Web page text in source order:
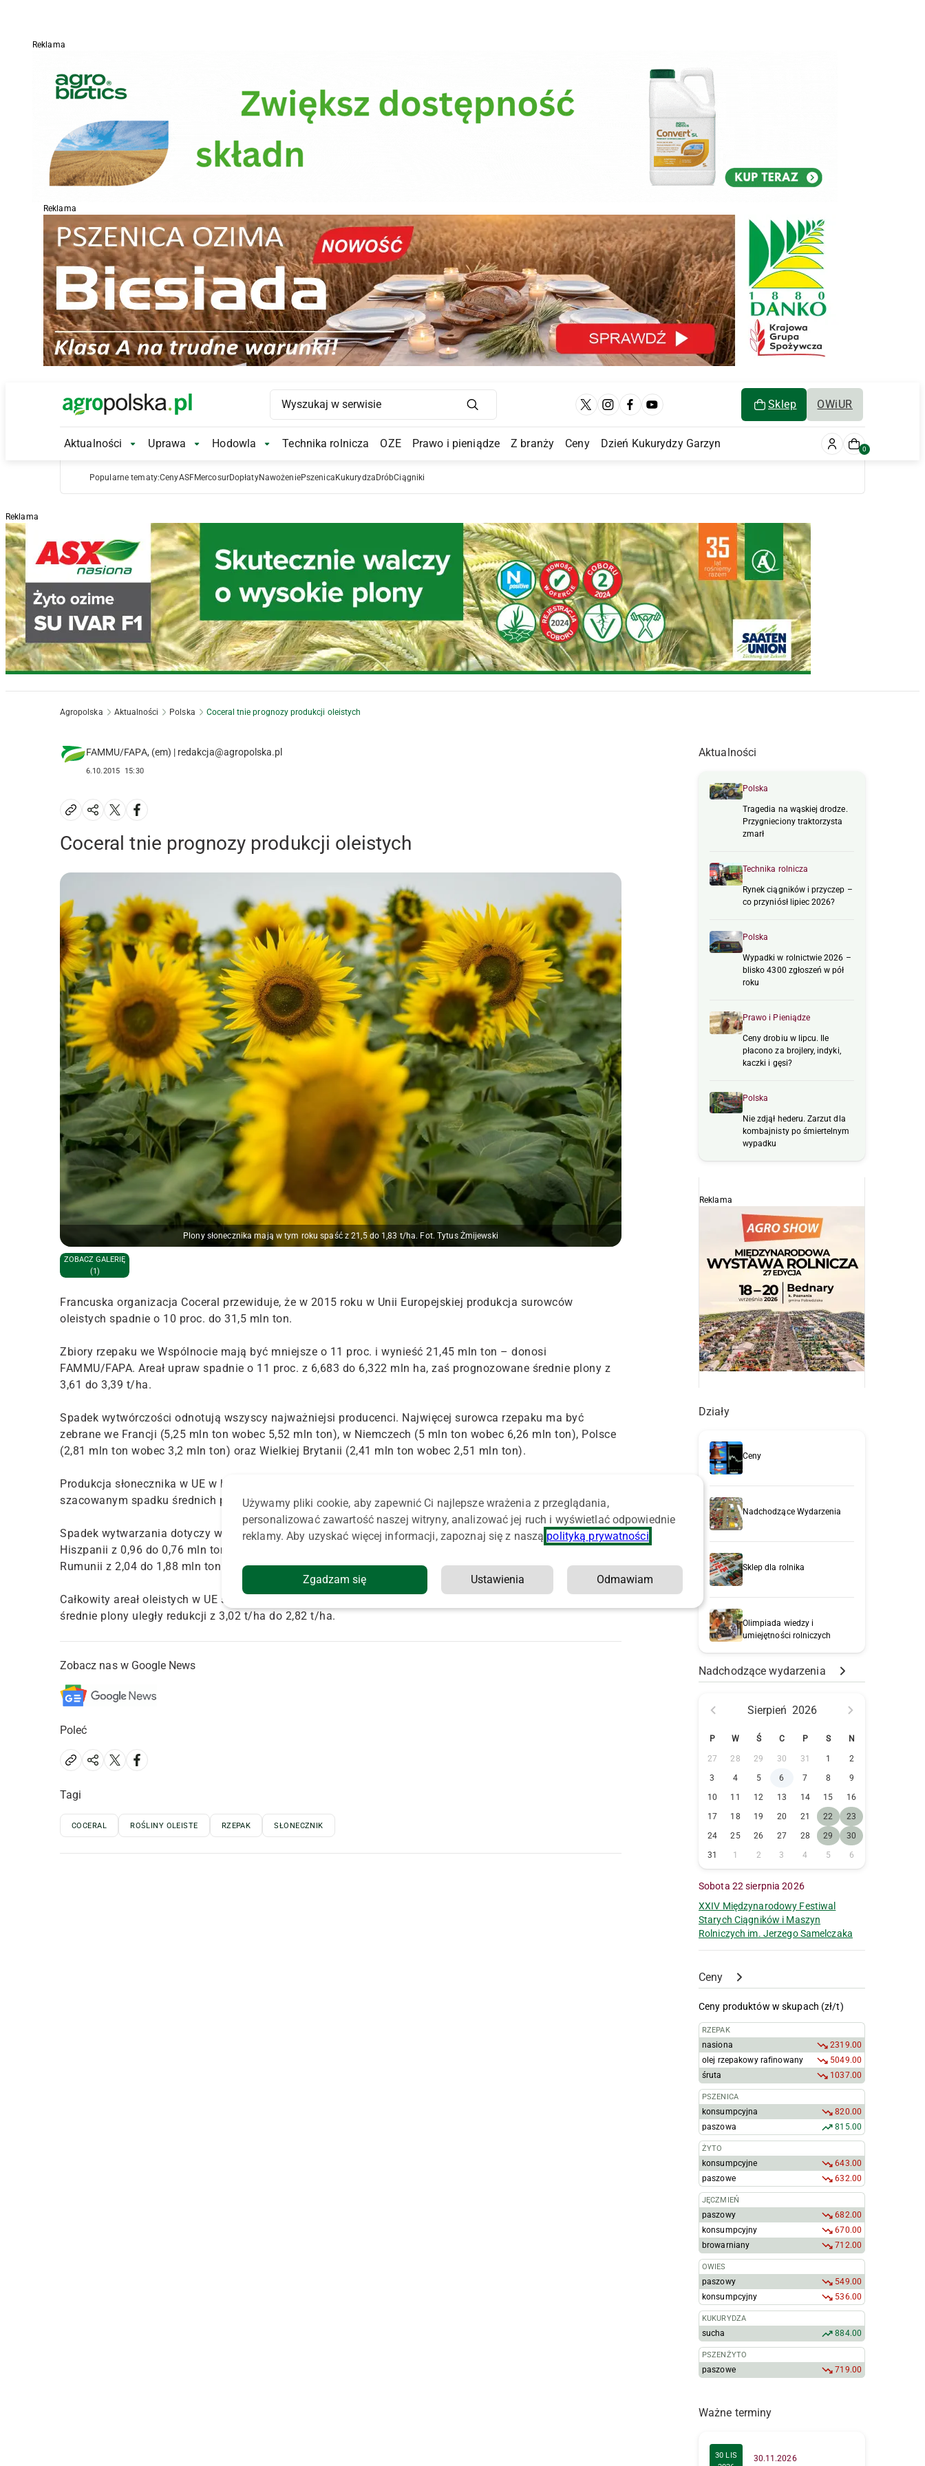
Reklama
Reklama
Main Logo Sklep OWiUR
Main Navigation
Aktualności Aktualności Submenu
Uprawa Uprawa Submenu
Hodowla Hodowla Submenu
Technika rolnicza OZE Prawo i pieniądze Z branży Ceny Dzień Kukurydzy Garzyn 0
Popularne tematy:CenyASFMercosurDopłatyNawożeniePszenica Kukurydza DróbCiągniki
Reklama
Agropolska Aktualności Polska Coceral tnie prognozy produkcji oleistych
FAMMU/FAPA, (em) | redakcja@agropolska.pl
6.10.2015 15:30
Coceral tnie prognozy produkcji oleistych
Plony słonecznika mają w tym roku spaść z 21,5 do 1,83 t/ha. Fot. Tytus Żmijewski
ZOBACZ GALERIĘ
(1)
Francuska organizacja Coceral przewiduje, że w 2015 roku w Unii Europejskiej produkcja surowców
oleistych spadnie o 10 proc. do 31,5 mln ton.
Zbiory rzepaku we Wspólnocie mają być mniejsze o 11 proc. i wynieść 21,45 mln ton – donosi
FAMMU/FAPA. Areał upraw spadnie o 11 proc. z 6,683 do 6,322 mln ha, zaś prognozowane średnie plony z
3,61 do 3,39 t/ha.
Spadek wytwórczości odnotują wszyscy najważniejsi producenci. Najwięcej surowca rzepaku ma być
zebrane we Francji (5,25 mln ton wobec 5,52 mln ton), w Niemczech (5 mln ton wobec 6,26 mln ton), Polsce
(2,81 mln ton wobec 3,2 mln ton) oraz Wielkiej Brytanii (2,41 mln ton wobec 2,51 mln ton).
Produkcja słonecznika w UE w br. według ekspertów ma być niższa o 10 proc. i wynieść 8,12 mln ton przy
szacowanym spadku średnich plonów z 2,10 do 1,97 t/ha oraz areału z 4,319 mln ha do 4,125 mln ha.
Spadek wytwarzania dotyczy większych producentów i przewidywany jest we Francji z 1,58 do 1,36 mln ton,
Hiszpanii z 0,96 do 0,76 mln ton, Bułgarii z 2,01 do 1,79 mln ton, na Węgrzech z 1,65 do 1,56 mln ton oraz
Rumunii z 2,04 do 1,88 mln ton.
Całkowity areał oleistych w UE szacowany jest w br. na 11,162 mln ha wobec 11,571 mln ha w 2014 roku, a
średnie plony uległy redukcji z 3,02 t/ha do 2,82 t/ha.
Zobacz nas w Google News
Poleć
Tagi
COCERAL ROŚLINY OLEISTE RZEPAK SŁONECZNIK
Aktualności
Polska
Tragedia na wąskiej drodze.
Przygnieciony traktorzysta
zmarł
Technika rolnicza
Rynek ciągników i przyczep –
co przyniósł lipiec 2026?
Polska
Wypadki w rolnictwie 2026 –
blisko 4300 zgłoszeń w pół
roku
Prawo i Pieniądze
Ceny drobiu w lipcu. Ile
płacono za brojlery, indyki,
kaczki i gęsi?
Polska
Nie zdjął hederu. Zarzut dla
kombajnisty po śmiertelnym
wypadku
Reklama
Działy
Ceny
Nadchodzące Wydarzenia
Sklep dla rolnika
Olimpiada wiedzy i
umiejętności rolniczych
Nadchodzące wydarzenia
Sierpień 2026
P W Ś C P S N
27 28 29 30 31 1
2
3
4 5 6 7 8
9
10
11 12 13 14 15
16
17
18 19 20 21 22
23
24
25 26 27 28 29
30
31
1 2 3 4 5 6
Sobota 22 sierpnia 2026
XXIV Międzynarodowy Festiwal
Starych Ciągników i Maszyn
Rolniczych im. Jerzego Samelczaka
Ceny
Ceny produktów w skupach (zł/t)
RZEPAK
nasiona
2319.00
olej rzepakowy rafinowany
5049.00
śruta
1037.00
PSZENICA
konsumpcyjna
820.00
paszowa
815.00
ŻYTO
konsumpcyjne
643.00
paszowe
632.00
JĘCZMIEŃ
paszowy
682.00
konsumpcyjny
670.00
browarniany
712.00
OWIES
paszowy
549.00
konsumpcyjny
536.00
KUKURYDZA
sucha 884.00
PSZENŻYTO
paszowe 719.00
Ważne terminy
30 LIS
30.11.2026
Używamy pliki cookie, aby zapewnić Ci najlepsze wrażenia z przeglądania,
personalizować zawartość naszej witryny, analizować jej ruch i wyświetlać odpowiednie
reklamy. Aby uzyskać więcej informacji, zapoznaj się z naszą polityką prywatności
Zgadzam się Ustawienia Odmawiam